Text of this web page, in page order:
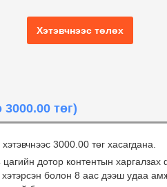
Хэтэвчнээс төлөх
3000.00 төг)
3000.00 төг хасагдана.
дотор контентын
болон 8 аас дээш удаа